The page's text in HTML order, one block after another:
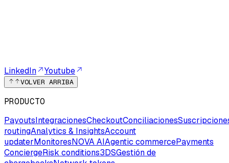
LinkedIn Youtube
VOLVER ARRIBA
PRODUCTO
PayoutsIntegracionesCheckoutConciliaciones
routingAnalytics & InsightsAccount
updaterMonitoresNOVA AIAgentic commercePayments
ConciergeRisk conditions3DSGestión de